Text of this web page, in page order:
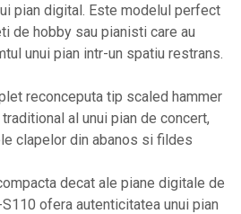
pian digital. Este modelul perfect
de hobby sau pianisti care au
unui pian intr-un spatiu restrans.
reconceputa tip scaled hammer
al unui pian de concert,
clapelor din abanos si fildes
decat ale piane digitale de
ofera autenticitatea unui pian